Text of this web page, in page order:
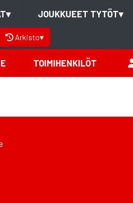
▾ JOUKKUEET TYTÖT▾
Arkisto▾
TOIMIHENKILÖT